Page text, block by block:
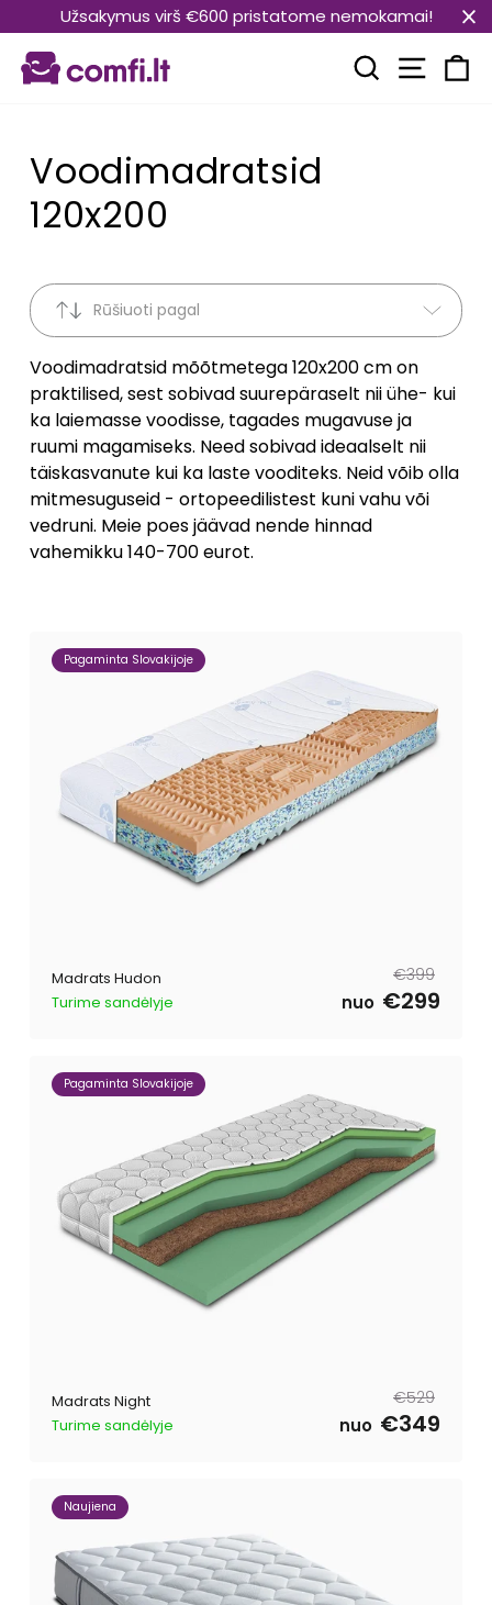
Translation
missing:
et.general.accessibility.skip_to_content
Užsakymus virš €600 pristatome nemokamai!
Translation
Voodimadratsid
120x200
Rūšiuoti pagal
Voodimadratsid mõõtmetega 120x200 cm on
praktilised, sest sobivad suurepäraselt nii ühe- kui
ka laiemasse voodisse, tagades mugavuse ja
ruumi magamiseks. Need sobivad ideaalselt nii
täiskasvanute kui ka laste vooditeks. Neid võib olla
mitmesuguseid - ortopeedilistest kuni vahu või
vedruni. Meie poes jäävad nende hinnad
vahemikku 140-700 eurot.
Pagaminta Slovakijoje
Madrats Hudon
Turime sandėlyje
Tavahind
€399
Müügihind
nuo €299
Pagaminta Slovakijoje
Madrats Night
Turime sandėlyje
Tavahind
€529
Müügihind
nuo €349
Naujiena